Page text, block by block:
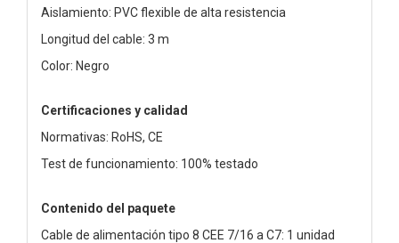
Aislamiento: PVC flexible de alta resistencia
Longitud del cable: 3 m
Color: Negro
Certificaciones y calidad
Normativas: RoHS, CE
Test de funcionamiento: 100% testado
Contenido del paquete
Cable de alimentación tipo 8 CEE 7/16 a C7: 1 unidad